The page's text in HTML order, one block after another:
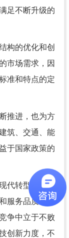
足不断升级的
构的优化和创
市场需求，因
准和特点的定
推进，也为方
筑、交通、能
于国家政策的
代转型升级的
服务品质，积
争中立于不败
创新力度，不